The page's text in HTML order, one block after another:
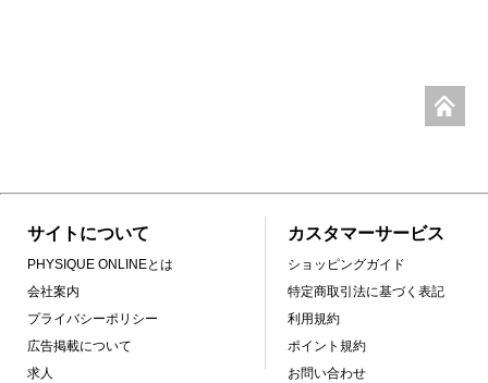
サイトについて
PHYSIQUE ONLINEとは
会社案内
プライバシーポリシー
広告掲載について
求人
カスタマーサービス
ショッピングガイド
特定商取引法に基づく表記
利用規約
ポイント規約
お問い合わせ